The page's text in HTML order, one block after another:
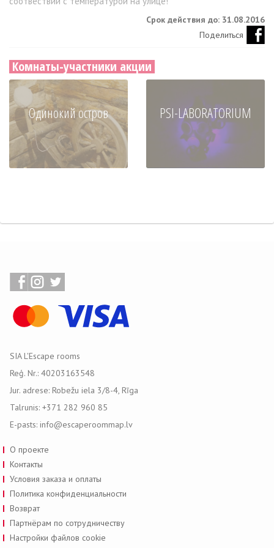
Срок действия до: 31.08.2016
Поделиться
Комнаты-участники акции
Одинокий остров PSI-LABORATORIUM
SIA L'Escape rooms
Reģ. Nr.: 40203163548
Jur. adrese: Robežu iela 3/8-4, Rīga
Talrunis: +371 282 960 85
E-pasts: info@escaperoommap.lv
О проекте
Контакты
Условия заказа и оплаты
Политика конфиденциальности
Возврат
Партнёрам по сотрудничеству
Настройки файлов cookie